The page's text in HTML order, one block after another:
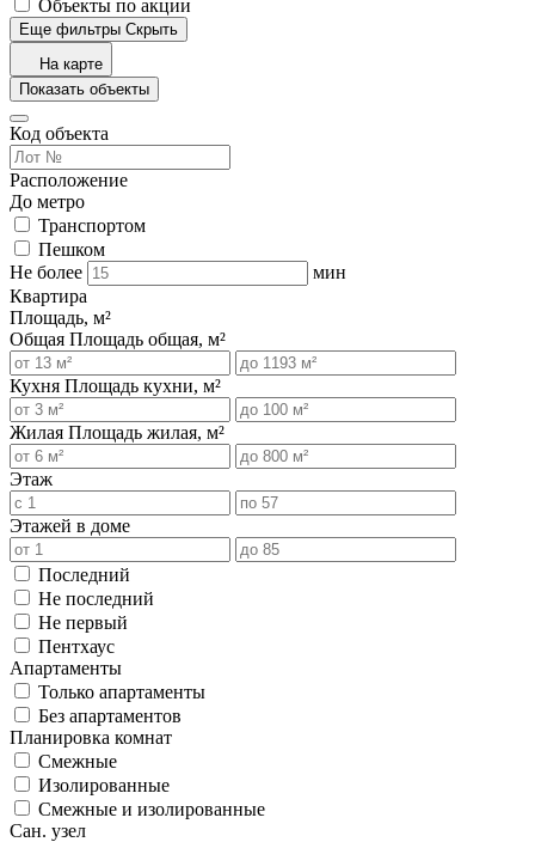
Объекты по акции
Еще фильтры Скрыть
На карте
Показать объекты
Код объекта
Расположение
До метро
Транспортом
Пешком
Не более
мин
Квартира
Площадь, м²
Общая Площадь общая, м²
Кухня Площадь кухни, м²
Жилая Площадь жилая, м²
Этаж
Этажей в доме
Последний
Не последний
Не первый
Пентхаус
Апартаменты
Только апартаменты
Без апартаментов
Планировка комнат
Смежные
Изолированные
Смежные и изолированные
Сан. узел